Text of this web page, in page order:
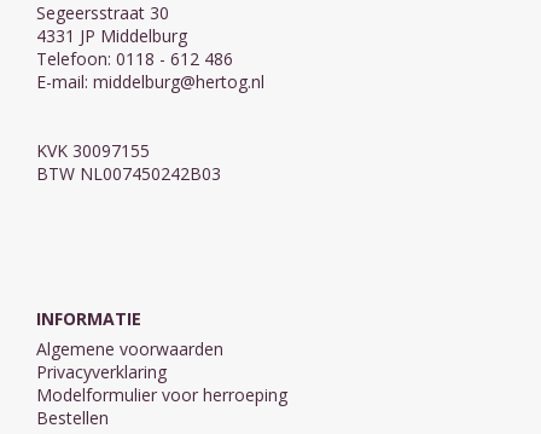
Segeersstraat 30
4331 JP Middelburg
Telefoon: 0118 - 612 486
E-mail: middelburg@hertog.nl
KVK 30097155
BTW NL007450242B03
INFORMATIE
Algemene voorwaarden
Privacyverklaring
Modelformulier voor herroeping
Bestellen